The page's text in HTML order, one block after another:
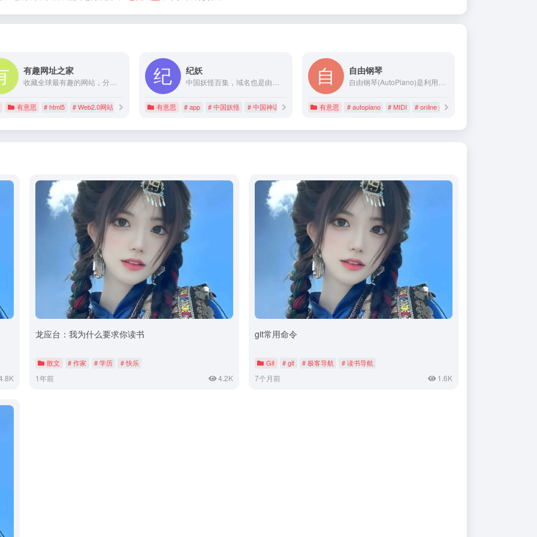
有趣网址之家
有意思 # html5 # Web2.0网站 # 好玩的网站
纪妖
有意思 # app # 中国妖怪 # 中国神话
自由钢琴
有意思 # autopiano # MIDI # online piano
龙应台：我为什么要求你读书
散文 # 作家 # 学历 # 快乐
1年前 4.2K
git常用命令
Git # git # 极客导航 # 读书导航
7个月前 1.6K